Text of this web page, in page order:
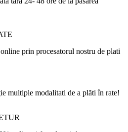
prin procesatorul nostru de plati
multiple modalitati de a plăti în rate!